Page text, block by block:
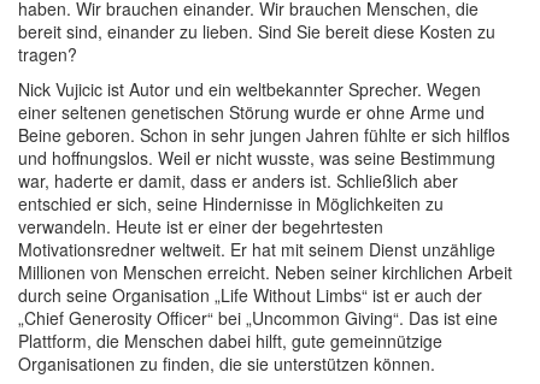
haben. Wir brauchen einander. Wir brauchen Menschen, die
bereit sind, einander zu lieben. Sind Sie bereit diese Kosten zu
tragen?
Nick Vujicic ist Autor und ein weltbekannter Sprecher. Wegen
einer seltenen genetischen Störung wurde er ohne Arme und
Beine geboren. Schon in sehr jungen Jahren fühlte er sich hilflos
und hoffnungslos. Weil er nicht wusste, was seine Bestimmung
war, haderte er damit, dass er anders ist. Schließlich aber
entschied er sich, seine Hindernisse in Möglichkeiten zu
verwandeln. Heute ist er einer der begehrtesten
Motivationsredner weltweit. Er hat mit seinem Dienst unzählige
Millionen von Menschen erreicht. Neben seiner kirchlichen Arbeit
durch seine Organisation „Life Without Limbs“ ist er auch der
„Chief Generosity Officer“ bei „Uncommon Giving“. Das ist eine
Plattform, die Menschen dabei hilft, gute gemeinnützige
Organisationen zu finden, die sie unterstützen können.